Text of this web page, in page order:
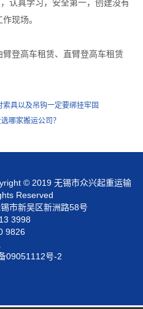
认真学习，安全第一，创建没有
现场。
臂登高车租赁、直臂登高车租赁
具以及吊钩一定要绑挂牢固
哪家搬运公司？
© 2019 无锡市众兴起重运输
Reserved
市新吴区新洲路58号
3998
9826
09051112号-2